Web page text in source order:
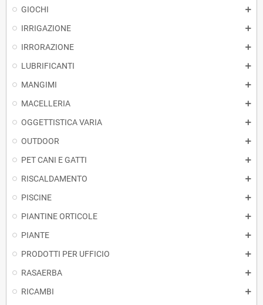
GIOCHI
IRRIGAZIONE
IRRORAZIONE
LUBRIFICANTI
MANGIMI
MACELLERIA
OGGETTISTICA VARIA
OUTDOOR
PET CANI E GATTI
RISCALDAMENTO
PISCINE
PIANTINE ORTICOLE
PIANTE
PRODOTTI PER UFFICIO
RASAERBA
RICAMBI